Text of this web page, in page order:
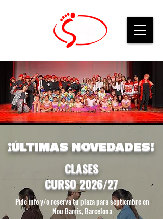
¡ÚLTIMAS NOVEDADES!
CLASES
CURSO 2026/27
Pide info y/o reserva tu plaza para septiembre en
Nou Barris, Barcelona